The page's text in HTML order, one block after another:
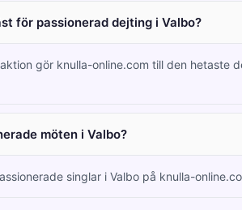
för passionerad dejting i Valbo?
gör knulla-online.com till den hetaste
möten i Valbo?
singlar i Valbo på knulla-